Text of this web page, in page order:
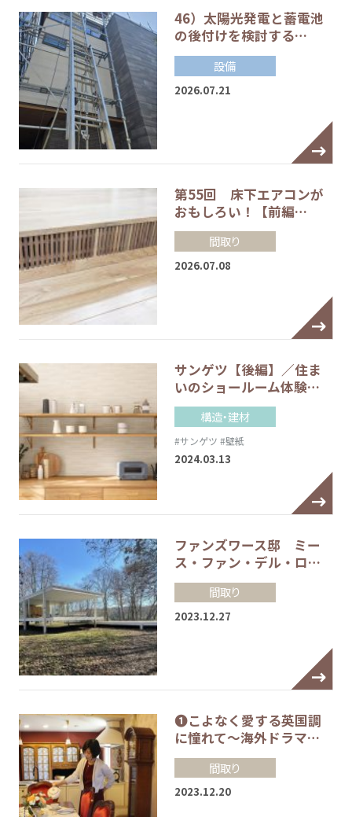
46）太陽光発電と蓄電池
の後付けを検討する…
設備
2026.07.21
第55回 床下エアコンが
おもしろい！【前編…
間取り
2026.07.08
サンゲツ【後編】／住ま
いのショールーム体験…
構造・建材
#サンゲツ #壁紙
2024.03.13
ファンズワース邸 ミー
ス・ファン・デル・ロ…
間取り
2023.12.27
❶こよなく愛する英国調
に憧れて～海外ドラマ…
間取り
2023.12.20